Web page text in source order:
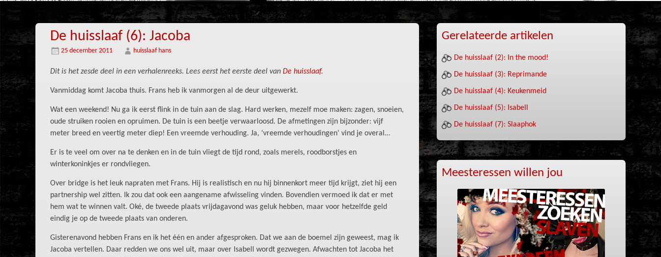
De huisslaaf (6): Jacoba
25 december 2011 huisslaaf hans
Dit is het zesde deel in een verhalenreeks. Lees eerst het eerste deel van De huisslaaf.
Vanmiddag komt Jacoba thuis. Frans heb ik vanmorgen al de deur uitgewerkt.
Wat een weekend! Nu ga ik eerst flink in de tuin aan de slag. Hard werken, mezelf moe maken: zagen, snoeien,
oude struiken rooien en opruimen. De tuin is een beetje verwaarloosd. De afmetingen zijn bijzonder: vijf
meter breed en veertig meter diep! Een vreemde verhouding. Ja, ‘vreemde verhoudingen’ vind je overal…
Er is te veel om over na te denken en in de tuin vliegt de tijd rond, zoals merels, roodborstjes en
winterkoninkjes er rondvliegen.
Over bridge is het leuk napraten met Frans. Hij is realistisch en nu hij binnenkort meer tijd krijgt, ziet hij een
partnership wel zitten. Ik zou dat ook een aangename afwisseling vinden. Bovendien vermoed ik dat er met
hem wat te winnen valt. Oké, de tweede plaats vrijdagavond was geluk hebben, maar voor hetzelfde geld
eindig je op de tweede plaats van onderen.
Gisterenavond hebben Frans en ik het één en ander afgesproken. Dat we aan de boemel zijn geweest, mag ik
Jacoba vertellen. Daar redden we ons wel uit, maar over Isabell wordt gezwegen. Afwachten tot Jacoba het
Gerelateerde artikelen
De huisslaaf (2): In the mood!
De huisslaaf (3): Reprimande
De huisslaaf (4): Keukenmeid
De huisslaaf (5): Isabell
De huisslaaf (7): Slaaphok
Meesteressen willen jou